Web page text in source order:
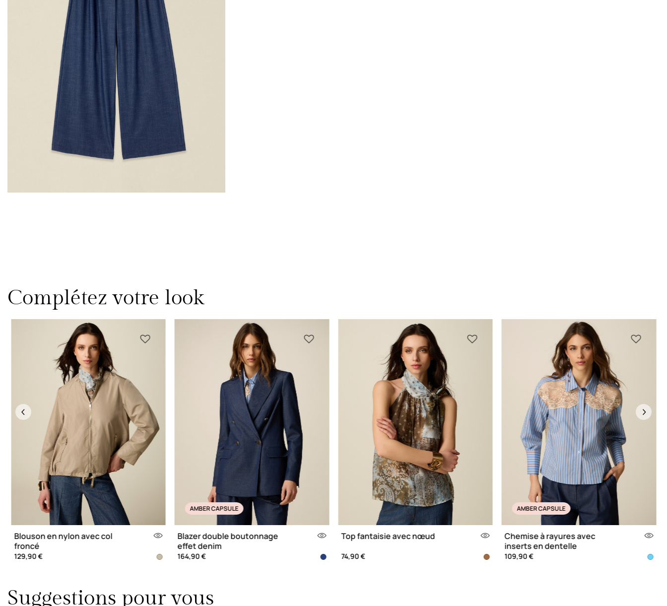
Complétez votre look
Blouson en nylon avec col
froncé
129,90 €
AMBER CAPSULE
Blazer double boutonnage
effet denim
164,90 €
Top fantaisie avec nœud
74,90 €
AMBER CAPSULE
Chemise à rayures avec
inserts en dentelle
109,90 €
Previous Next
Suggestions pour vous